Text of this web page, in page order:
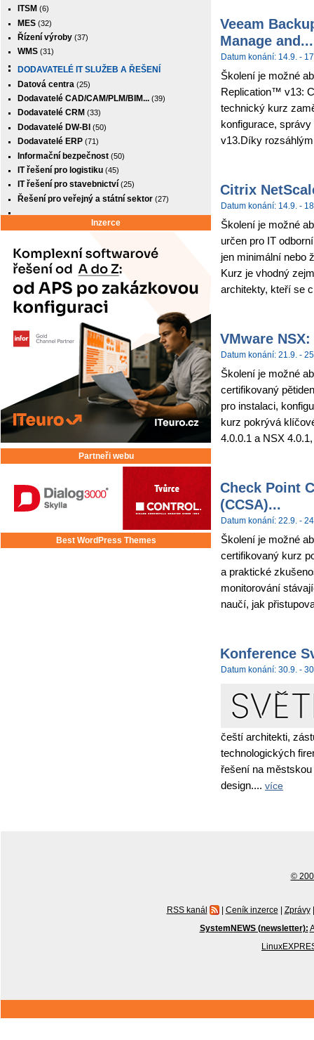
ITSM (6)
MES (32)
Řízení výroby (37)
WMS (31)
DODAVATELÉ IT SLUŽEB A ŘEŠENÍ
Datová centra (25)
Dodavatelé CAD/CAM/PLM/BIM... (39)
Dodavatelé CRM (33)
Dodavatelé DW-BI (50)
Dodavatelé ERP (71)
Informační bezpečnost (50)
IT řešení pro logistiku (45)
IT řešení pro stavebnictví (25)
Řešení pro veřejný a státní sektor (27)
Inzerce
Partneři webu
Best WordPress Themes
Veeam
Manage and...
Datum konání: 14.9. -
Školení je možné
Replication™ v13:
technický kurz
konfigurace,
v13.Díky
Citrix
Datum konání: 14.9. -
Školení je možné
určen pro IT
jen minimální nebo
Kurz je vhodný
architekty, kteří se
VMware
Datum konání: 21.9. -
Školení je možné
certifikovaný
pro instalaci,
kurz pokrývá
4.0.0.1 a NSX
Check Point
(CCSA)...
Datum konání: 22.9. -
Školení je možné
certifikovaný kurz
a praktické
monitorování
naučí, jak
Konference
Datum konání: 30.9. -
čeští architekti,
technologických
řešení na
design.... více
©
RSS kanál | Ceník inzerce | Zprávy |
SystemNEWS (newsletter):